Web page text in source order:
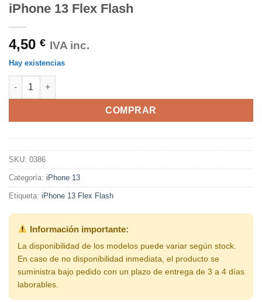
iPhone 13 Flex Flash
4,50 € IVA inc.
Hay existencias
iPhone 13 Flex Flash cantidad
COMPRAR
SKU: 0386
Categoría: iPhone 13
Etiqueta: iPhone 13 Flex Flash
Información importante:
La disponibilidad de los modelos puede variar según stock.
En caso de no disponibilidad inmediata, el producto se
suministra bajo pedido con un plazo de entrega de 3 a 4 días
laborables.